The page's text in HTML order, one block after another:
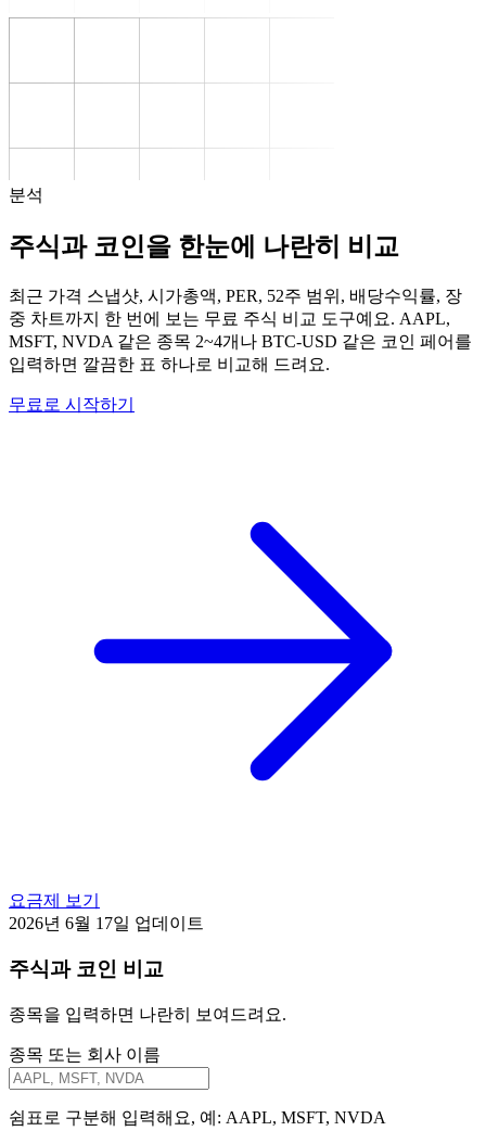
분석
주식과 코인을 한눈에 나란히 비교
최근 가격 스냅샷, 시가총액, PER, 52주 범위, 배당수익률, 장
중 차트까지 한 번에 보는 무료 주식 비교 도구예요. AAPL,
MSFT, NVDA 같은 종목 2~4개나 BTC-USD 같은 코인 페어를
입력하면 깔끔한 표 하나로 비교해 드려요.
무료로 시작하기
요금제 보기
2026년 6월 17일 업데이트
주식과 코인 비교
종목을 입력하면 나란히 보여드려요.
종목 또는 회사 이름
쉼표로 구분해 입력해요, 예: AAPL, MSFT, NVDA